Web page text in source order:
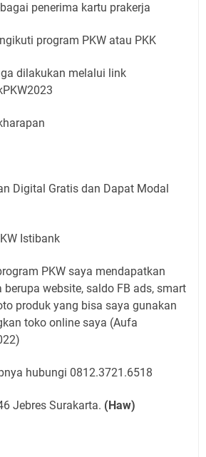
penerima kartu prakerja
program PKW atau PKK
dilakukan melalui link
Digital Gratis dan Dapat Modal
Istibank
PKW saya mendapatkan
website, saldo FB ads, smart
produk yang bisa saya gunakan
toko online saya (Aufa
hubungi 0812.3721.6518
Jebres Surakarta. (Haw)